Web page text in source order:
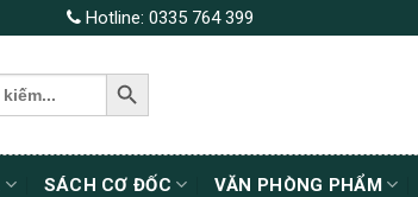
Hotline: 0335 764 399
SEARCH BUTTON
SÁCH CƠ ĐỐC VĂN PHÒNG PHẨM